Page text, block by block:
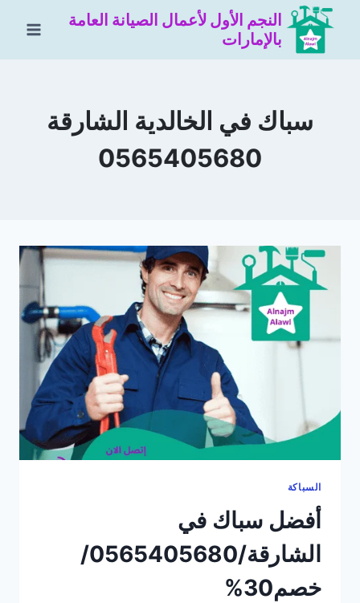
التجاوز
المحتوى
النجم الأول لأعمال الصيانة العامة
بالإمارات
سباك في الخالدية الشارقة
0565405680
السباكة
أفضل سباك في
الشارقة/0565405680/
خصم30%